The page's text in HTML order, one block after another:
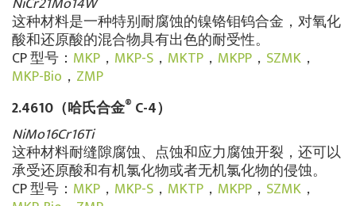
这种材料是一种特别耐腐蚀的镍铬钼钨合金，对氧化
酸和还原酸的混合物具有出色的耐受性。
CP 型号： MKP ， MKP-S ， MKTP ， MKPP ， SZMK ，
MKP-Bio ， ZMP
2.4610（哈氏合金® C-4）
NiMo16Cr16Ti
这种材料耐缝隙腐蚀、点蚀和应力腐蚀开裂，还可以
承受还原酸和有机氯化物或者无机氯化物的侵蚀。
CP 型号： MKP ， MKP-S ， MKTP ， MKPP ， SZMK ，